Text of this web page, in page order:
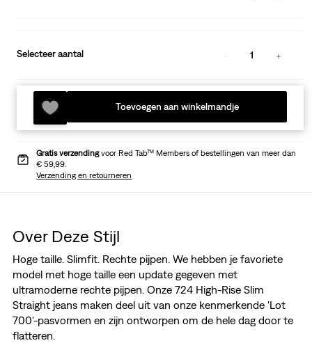
Selecteer aantal 1
Toevoegen aan winkelmandje
Gratis verzendingvoor Red Tab™ Members of bestellingen van meer dan
€ 59,99.
Verzending en retourneren
Over Deze Stijl
Hoge taille. Slimfit. Rechte pijpen. We hebben je favoriete
model met hoge taille een update gegeven met
ultramoderne rechte pijpen. Onze 724 High-Rise Slim
Straight jeans maken deel uit van onze kenmerkende 'Lot
700'-pasvormen en zijn ontworpen om de hele dag door te
flatteren.